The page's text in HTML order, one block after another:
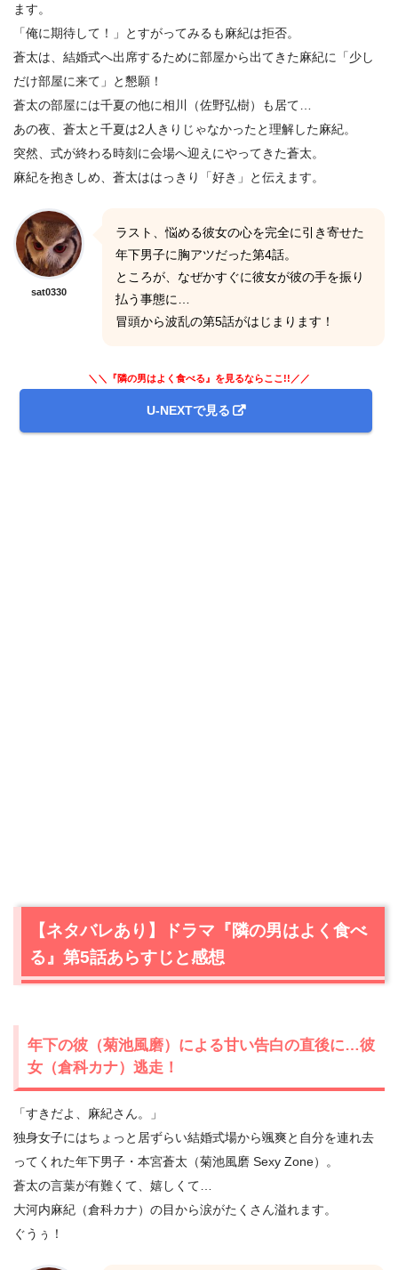
ます。
「俺に期待して！」とすがってみるも麻紀は拒否。
蒼太は、結婚式へ出席するために部屋から出てきた麻紀に「少し
だけ部屋に来て」と懇願！
蒼太の部屋には千夏の他に相川（佐野弘樹）も居て…
あの夜、蒼太と千夏は2人きりじゃなかったと理解した麻紀。
突然、式が終わる時刻に会場へ迎えにやってきた蒼太。
麻紀を抱きしめ、蒼太ははっきり「好き」と伝えます。
sat0330
ラスト、悩める彼女の心を完全に引き寄せた
年下男子に胸アツだった第4話。
ところが、なぜかすぐに彼女が彼の手を振り
払う事態に…
冒頭から波乱の第5話がはじまります！
＼＼『隣の男はよく食べる』を見るならここ!!／／
U-NEXTで見る
【ネタバレあり】ドラマ『隣の男はよく食べ
る』第5話あらすじと感想
年下の彼（菊池風磨）による甘い告白の直後に…彼
女（倉科カナ）逃走！
「すきだよ、麻紀さん。」
独身女子にはちょっと居ずらい結婚式場から颯爽と自分を連れ去
ってくれた年下男子・本宮蒼太（菊池風磨 Sexy Zone）。
蒼太の言葉が有難くて、嬉しくて…
大河内麻紀（倉科カナ）の目から涙がたくさん溢れます。
ぐうぅ！